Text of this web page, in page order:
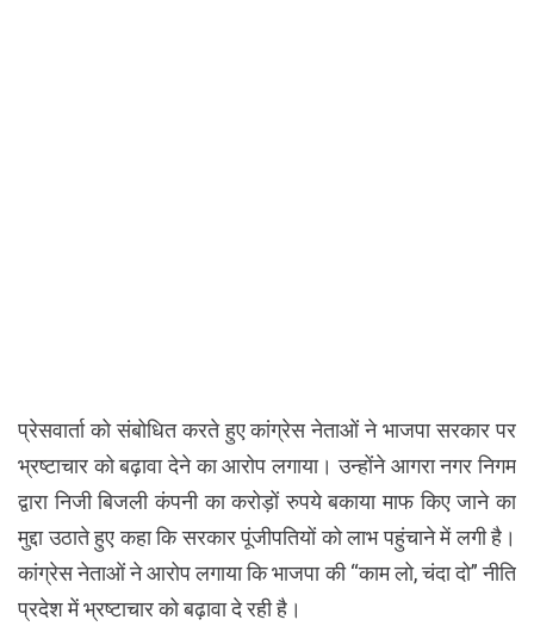
प्रेसवार्ता को संबोधित करते हुए कांग्रेस नेताओं ने भाजपा सरकार पर
भ्रष्टाचार को बढ़ावा देने का आरोप लगाया। उन्होंने आगरा नगर निगम
द्वारा निजी बिजली कंपनी का करोड़ों रुपये बकाया माफ किए जाने का
मुद्दा उठाते हुए कहा कि सरकार पूंजीपतियों को लाभ पहुंचाने में लगी है।
कांग्रेस नेताओं ने आरोप लगाया कि भाजपा की “काम लो, चंदा दो” नीति
प्रदेश में भ्रष्टाचार को बढ़ावा दे रही है।